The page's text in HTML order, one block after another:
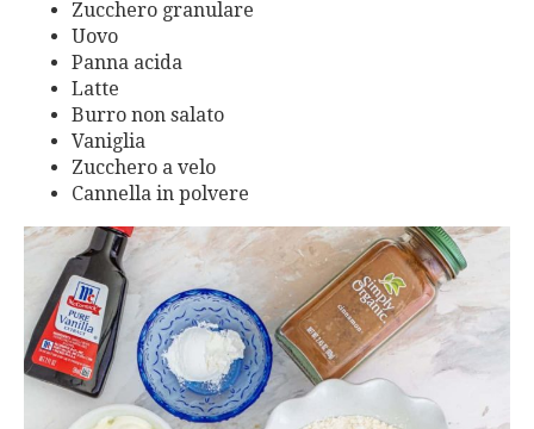
Zucchero granulare
Uovo
Panna acida
Latte
Burro non salato
Vaniglia
Zucchero a velo
Cannella in polvere